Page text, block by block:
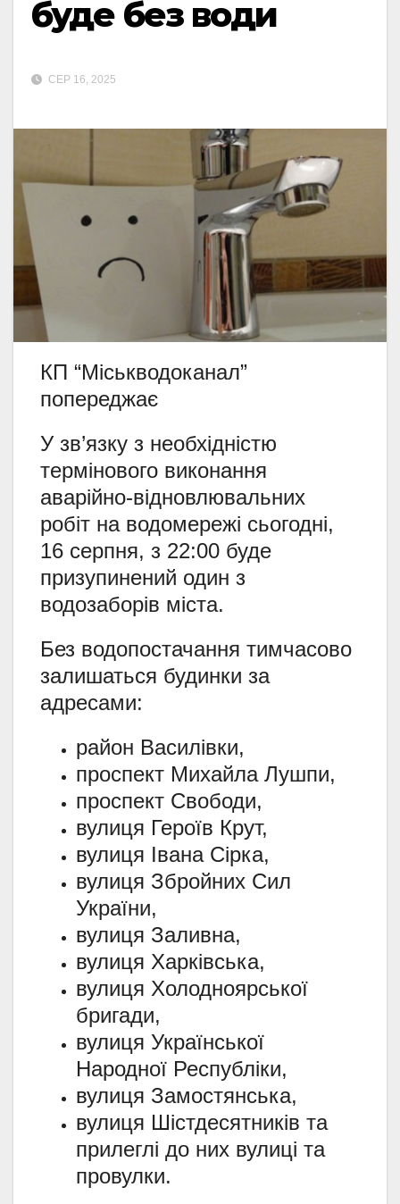
буде без води
СЕР 16, 2025
КП “Міськводоканал”
попереджає
У зв’язку з необхідністю
термінового виконання
аварійно-відновлювальних
робіт на водомережі сьогодні,
16 серпня, з 22:00 буде
призупинений один з
водозаборів міста.
Без водопостачання тимчасово
залишаться будинки за
адресами:
район Василівки,
проспект Михайла Лушпи,
проспект Свободи,
вулиця Героїв Крут,
вулиця Івана Сірка,
вулиця Збройних Сил
України,
вулиця Заливна,
вулиця Харківська,
вулиця Холодноярської
бригади,
вулиця Української
Народної Республіки,
вулиця Замостянська,
вулиця Шістдесятників та
прилеглі до них вулиці та
провулки.